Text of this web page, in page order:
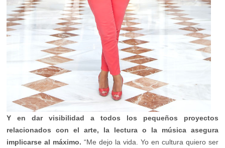
Y en dar visibilidad a todos los pequeños proyectos
relacionados con el arte, la lectura o la música asegura
implicarse al máximo. “Me dejo la vida. Yo en cultura quiero ser